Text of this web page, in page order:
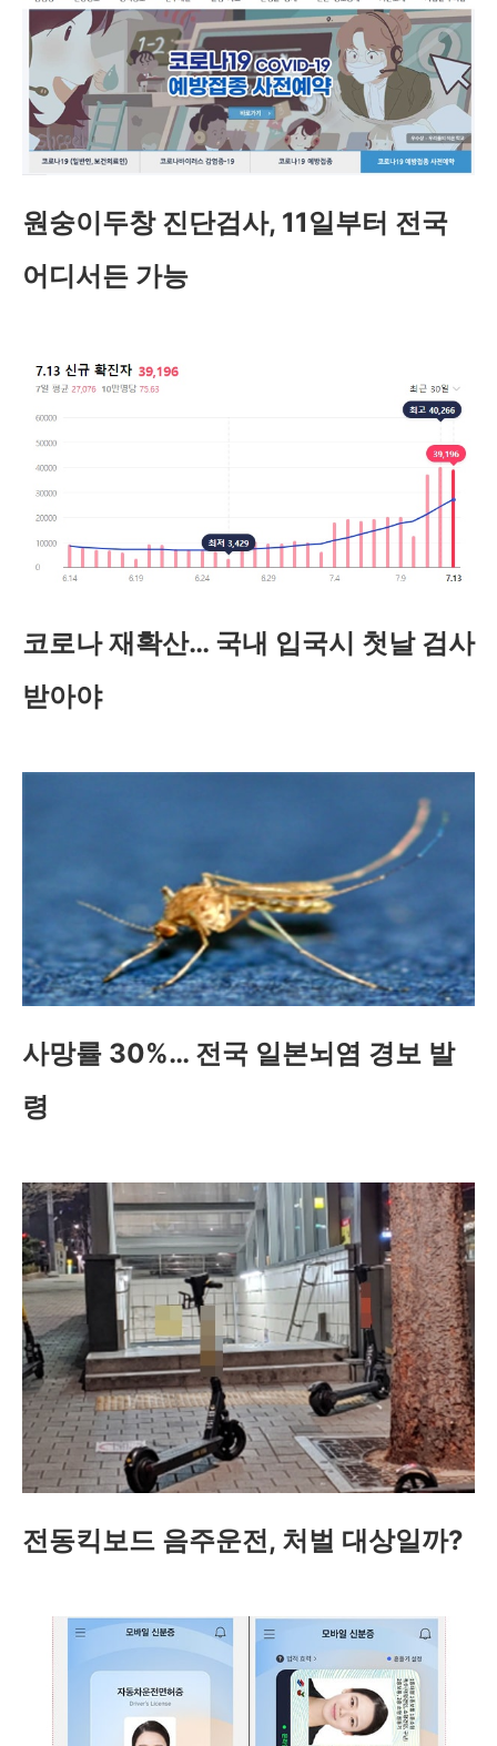
원숭이두창 진단검사, 11일부터 전국
어디서든 가능
코로나 재확산… 국내 입국시 첫날 검사
받아야
사망률 30%… 전국 일본뇌염 경보 발
령
전동킥보드 음주운전, 처벌 대상일까?